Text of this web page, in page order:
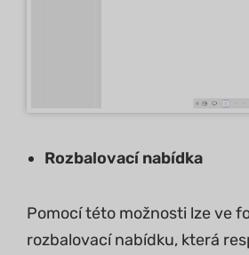
Rozbalovací nabídka
Pomocí této možnosti lze ve
rozbalovací nabídku, která